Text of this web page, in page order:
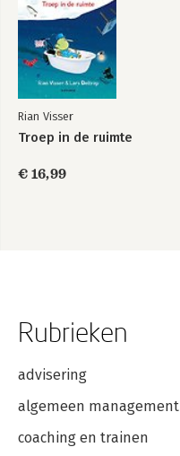
Rian Visser
Troep in de ruimte
€ 16,99
Rubrieken
advisering
algemeen management
coaching en trainen